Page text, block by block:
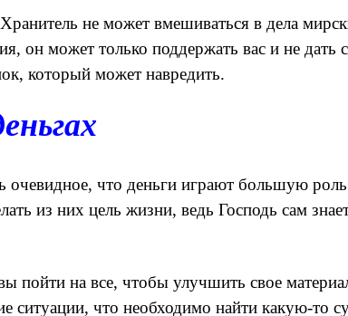
не может вмешиваться в дела
он может только поддержать вас и не дать
который может навредить.
очевидное, что деньги играют большую
из них цель жизни, ведь Господь сам
пойти на все, чтобы улучшить свое
ситуации, что необходимо найти какую-то